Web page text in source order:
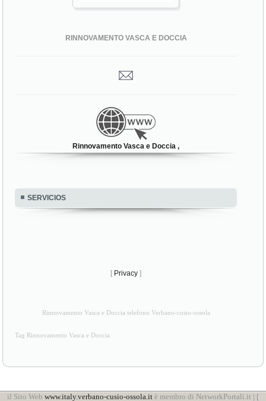
RINNOVAMENTO VASCA E DOCCIA
Rinnovamento Vasca e Doccia ,
SERVICIOS
[ Privacy ]
Rinnovamento Vasca e Doccia telefono Verbano-cusio-ossola
Tag Rinnovamento Vasca e Doccia
il Sito Web www.italy.verbano-cusio-ossola.it è membro di NetworkPortali.it | [